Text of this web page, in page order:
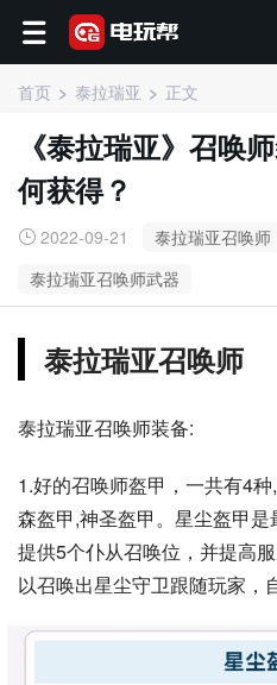
首页 泰拉瑞亚 正文
《泰拉瑞亚》召唤
何获得？
2022-09-21 泰拉瑞亚召唤师
泰拉瑞亚召唤师武器
泰拉瑞亚召唤师
泰拉瑞亚召唤师装备:
1.好的召唤师盔甲，一共有4
森盔甲,神圣盔甲。星尘盔甲
提供5个仆从召唤位，并提高
以召唤出星尘守卫跟随玩家，